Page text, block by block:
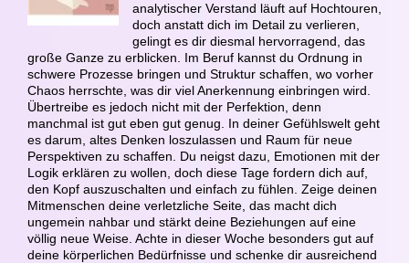
analytischer Verstand läuft auf Hochtouren,
doch anstatt dich im Detail zu verlieren,
gelingt es dir diesmal hervorragend, das
große Ganze zu erblicken. Im Beruf kannst du Ordnung in
schwere Prozesse bringen und Struktur schaffen, wo vorher
Chaos herrschte, was dir viel Anerkennung einbringen wird.
Übertreibe es jedoch nicht mit der Perfektion, denn
manchmal ist gut eben gut genug. In deiner Gefühlswelt geht
es darum, altes Denken loszulassen und Raum für neue
Perspektiven zu schaffen. Du neigst dazu, Emotionen mit der
Logik erklären zu wollen, doch diese Tage fordern dich auf,
den Kopf auszuschalten und einfach zu fühlen. Zeige deinen
Mitmenschen deine verletzliche Seite, das macht dich
ungemein nahbar und stärkt deine Beziehungen auf eine
völlig neue Weise. Achte in dieser Woche besonders gut auf
deine körperlichen Bedürfnisse und schenke dir ausreichend